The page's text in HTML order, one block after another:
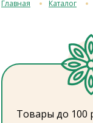
Главная Каталог
Товары до 100